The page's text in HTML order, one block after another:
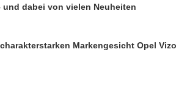
dabei von vielen Neuheiten
Markengesicht Opel